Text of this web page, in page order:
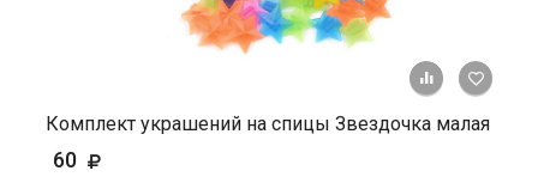
+ К
Комплект украшений на спицы Звездочка малая
60